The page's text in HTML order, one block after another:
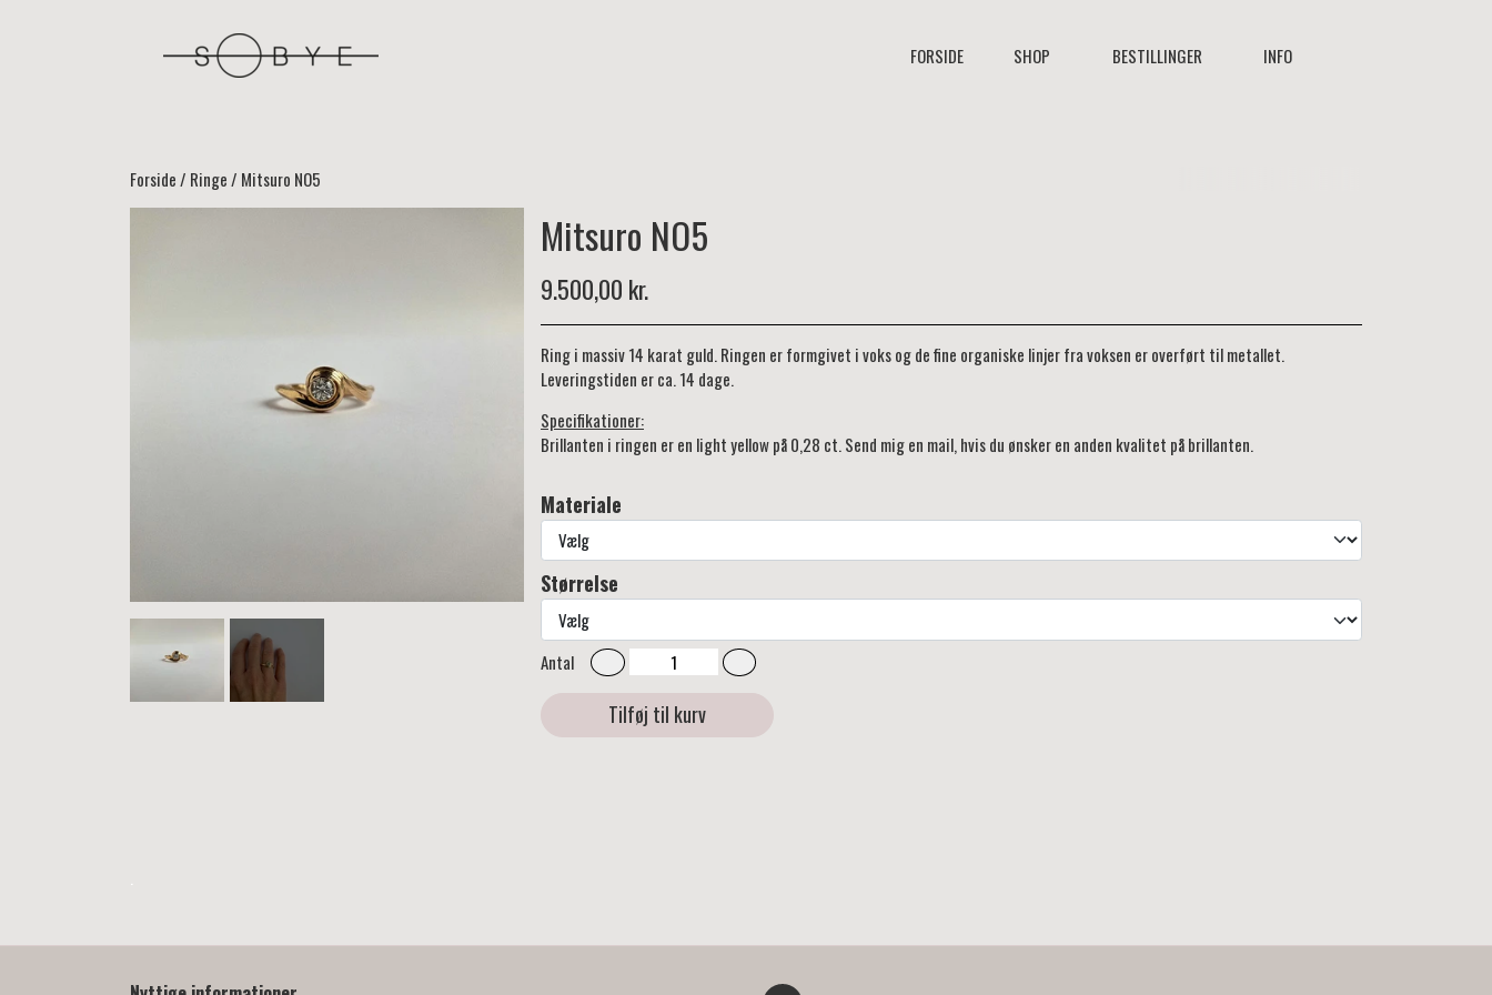
FORSIDE SHOP BESTILLINGER INFO
Forside Ringe Mitsuro NO5
Mitsuro NO5
9.500,00 kr.
Ring i massiv 14 karat guld. Ringen er formgivet i voks og de fine organiske linjer fra voksen er overført til metallet.
Leveringstiden er ca. 14 dage.
Specifikationer:
Brillanten i ringen er en light yellow på 0,28 ct. Send mig en mail, hvis du ønsker en anden kvalitet på brillanten.
Materiale
Størrelse
Antal
Tilføj til kurv